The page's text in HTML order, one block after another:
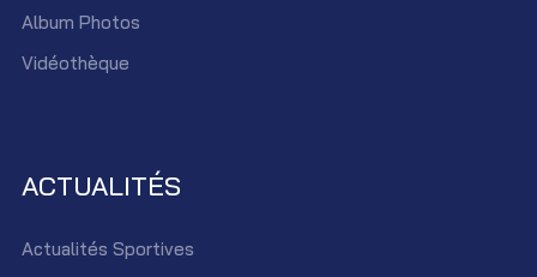
Album Photos
Vidéothèque
ACTUALITÉS
Actualités Sportives